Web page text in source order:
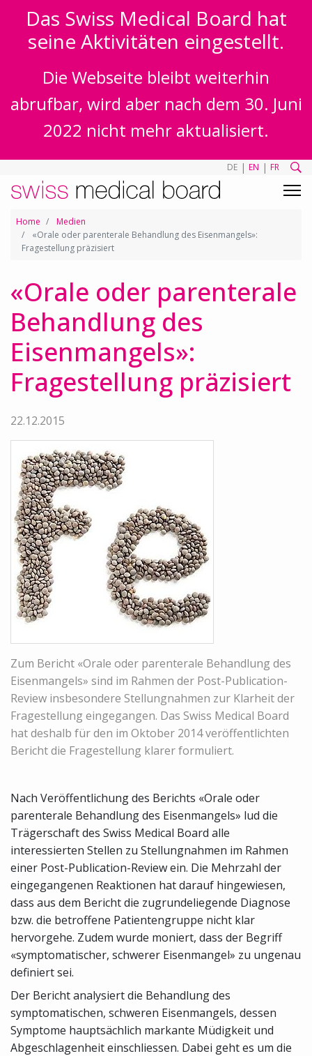
Das Swiss Medical Board hat
seine Aktivitäten eingestellt.
Die Webseite bleibt weiterhin
abrufbar, wird aber nach dem 30. Juni
2022 nicht mehr aktualisiert.
DE | EN | FR
Home
Medien
«Orale oder parenterale Behandlung des Eisenmangels»:
Fragestellung präzisiert
«Orale oder parenterale
Behandlung des
Eisenmangels»:
Fragestellung präzisiert
22.12.2015
Zum Bericht «Orale oder parenterale Behandlung des
Eisenmangels» sind im Rahmen der Post-Publication-
Review insbesondere Stellungnahmen zur Klarheit der
Fragestellung eingegangen. Das Swiss Medical Board
hat deshalb für den im Oktober 2014 veröffentlichten
Bericht die Fragestellung klarer formuliert.
Nach Veröffentlichung des Berichts «Orale oder
parenterale Behandlung des Eisenmangels» lud die
Trägerschaft des Swiss Medical Board alle
interessierten Stellen zu Stellungnahmen im Rahmen
einer Post-Publication-Review ein. Die Mehrzahl der
eingegangenen Reaktionen hat darauf hingewiesen,
dass aus dem Bericht die zugrundeliegende Diagnose
bzw. die betroffene Patientengruppe nicht klar
hervorgehe. Zudem wurde moniert, dass der Begriff
«symptomatischer, schwerer Eisenmangel» zu ungenau
definiert sei.
Der Bericht analysiert die Behandlung des
symptomatischen, schweren Eisenmangels, dessen
Symptome hauptsächlich markante Müdigkeit und
Abgeschlagenheit einschliessen. Dabei geht es um die